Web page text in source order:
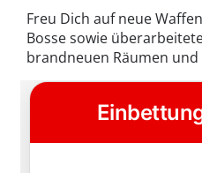
Freu Dich auf neue
Bosse sowie
brandneuen Räumen